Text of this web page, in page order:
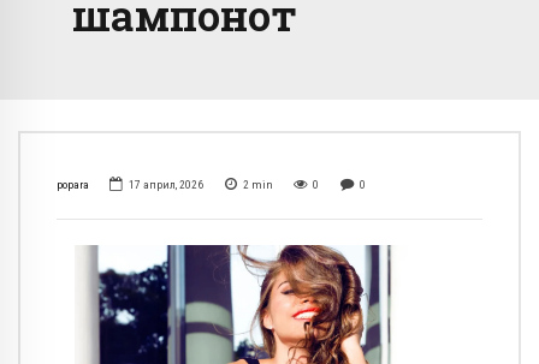
шампонот
popara 17 април, 2026 2 min 0 0